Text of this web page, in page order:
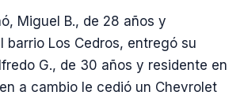
Miguel B., de 28 años y
barrio Los Cedros, entregó su
G., de 30 años y residente en
a cambio le cedió un Chevrolet